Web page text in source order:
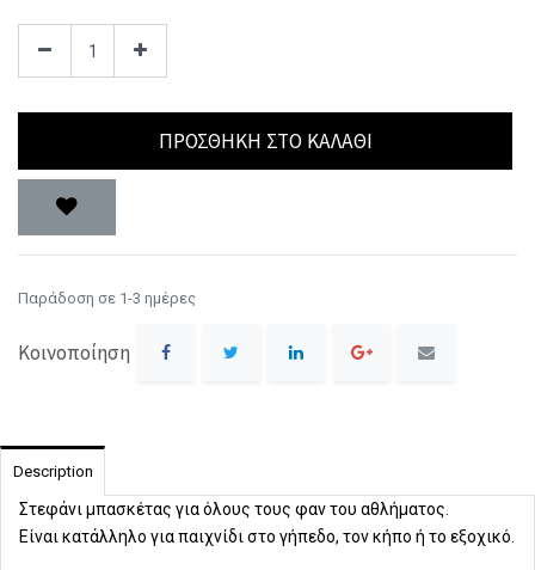
ΠΡΟΣΘΉΚΗ ΣΤΟ ΚΑΛΆΘΙ
Παράδοση σε 1-3 ημέρες
Κοινοποίηση
Description
Στεφάνι μπασκέτας για όλους τους φαν του αθλήματος.
Είναι κατάλληλο για παιχνίδι στο γήπεδο, τον κήπο ή το εξοχικό.